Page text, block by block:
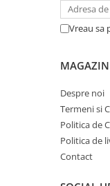
Vreau sa
Despre noi
Termeni si
Politica de
Politica de
Contact